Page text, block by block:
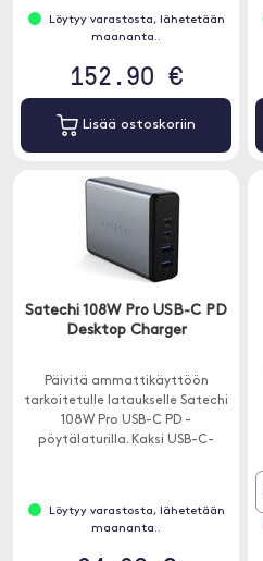
sulkea kokonaan lokeroon.
Löytyy varastosta, lähetetään
maananta..
152.90 €
Lisää ostoskoriin
Satechi 108W Pro USB-C PD
Desktop Charger
Päivitä ammattikäyttöön
tarkoitetulle lataukselle Satechi
108W Pro USB-C PD -
pöytälaturilla. Kaksi USB-C-
nopeudella - ilman virranjakoa.
Löytyy varastosta, lähetetään
maananta..